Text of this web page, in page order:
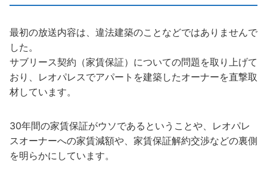
最初の放送内容は、違法建築のことなどではありませんで
した。
サブリース契約（家賃保証）についての問題を取り上げて
おり、レオパレスでアパートを建築したオーナーを直撃取
材しています。
30年間の家賃保証がウソであるということや、レオパレ
スオーナーへの家賃減額や、家賃保証解約交渉などの裏側
を明らかにしています。